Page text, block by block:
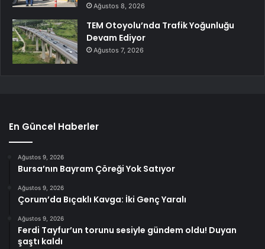
Ağustos 8, 2026
TEM Otoyolu’nda Trafik Yoğunluğu
Devam Ediyor
Ağustos 7, 2026
En Güncel Haberler
Ağustos 9, 2026
Bursa’nın Bayram Çöreği Yok Satıyor
Ağustos 9, 2026
Çorum’da Bıçaklı Kavga: İki Genç Yaralı
Ağustos 9, 2026
Ferdi Tayfur’un torunu sesiyle gündem oldu! Duyan
şaştı kaldı